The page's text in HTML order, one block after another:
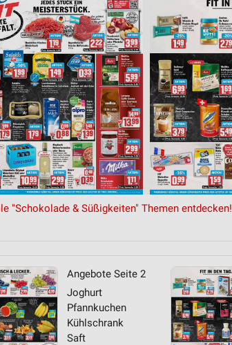
"Schokolade & Süßigkeiten" Themen entdecken!
Angebote Seite 2
Joghurt
Pfannkuchen
Kühlschrank
Saft